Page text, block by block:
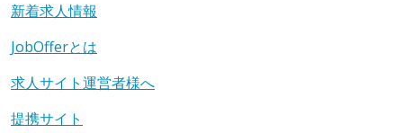
新着求人情報
JobOfferとは
求人サイト運営者様へ
提携サイト